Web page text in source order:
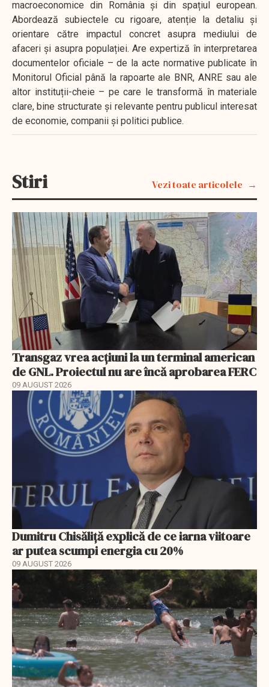
macroeconomice din România și din spațiul european.
Abordează subiectele cu rigoare, atenție la detaliu și
orientare către impactul concret asupra mediului de
afaceri și asupra populației. Are expertiză în interpretarea
documentelor oficiale – de la acte normative publicate în
Monitorul Oficial până la rapoarte ale BNR, ANRE sau ale
altor instituții-cheie – pe care le transformă în materiale
clare, bine structurate și relevante pentru publicul interesat
de economie, companii și politici publice.
Stiri Vezi toate articolele
Transgaz vrea acțiuni la un terminal american
de GNL. Proiectul nu are încă aprobarea FERC
09 AUGUST 2026
Dumitru Chisăliță explică de ce iarna viitoare
ar putea scumpi energia cu 20%
09 AUGUST 2026